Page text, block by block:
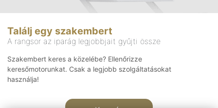
Találj egy szakembert
A rangsor az iparág legjobbjait gyűjti össze
Szakembert keres a közelébe? Ellenőrizze
keresőmotorunkat. Csak a legjobb szolgáltatásokat
használja!